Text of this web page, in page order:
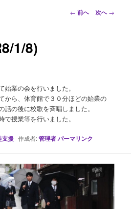
投
ン
← 前へ 次へ→
1/8)
始業の会を行いました。
から、体育館で３０分ほどの始業の
の後に校歌を斉唱しました。
で授業等を行いました。
支援 作成者:管理者パーマリンク